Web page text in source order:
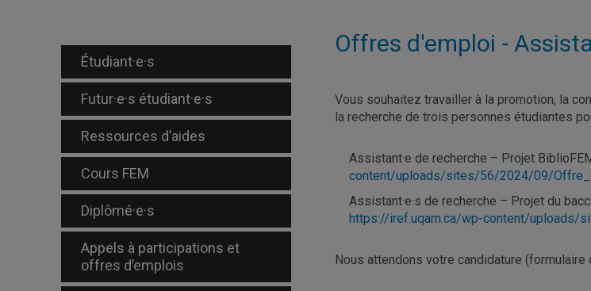
Étudiant·e·s
Futur·e·s étudiant·e·s
Ressources d’aides
Cours FEM
Diplômé·e·s
Appels à participations et
offres d’emplois
Offres d'emploi -
Vous souhaitez travailler à la promotion, la
la recherche de trois personnes étudiantes
Assistant·e de recherche – Projet
content/uploads/sites/56/2024/09/
Assistant·e·s de recherche – Projet du
https://iref.uqam.ca/wp-content/uploads/
Nous attendons votre candidature